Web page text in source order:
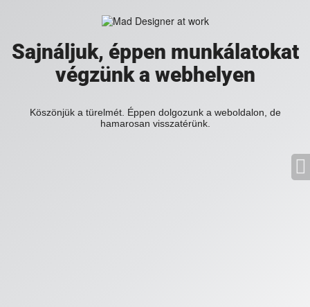
Sajnáljuk, éppen munkálatokat
végzünk a webhelyen
Köszönjük a türelmét. Éppen dolgozunk a weboldalon, de
hamarosan visszatérünk.